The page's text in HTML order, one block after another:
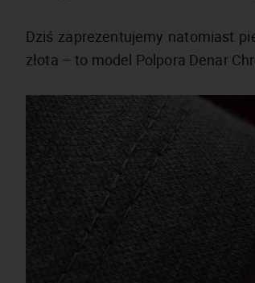
Dziś zaprezentujemy natomiast
złota – to model Polpora Denar